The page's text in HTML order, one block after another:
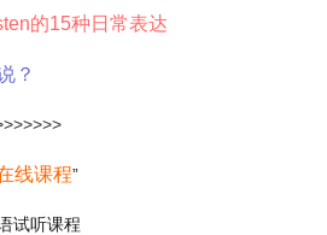
的15种日常表达
？
线课程”
试听课程